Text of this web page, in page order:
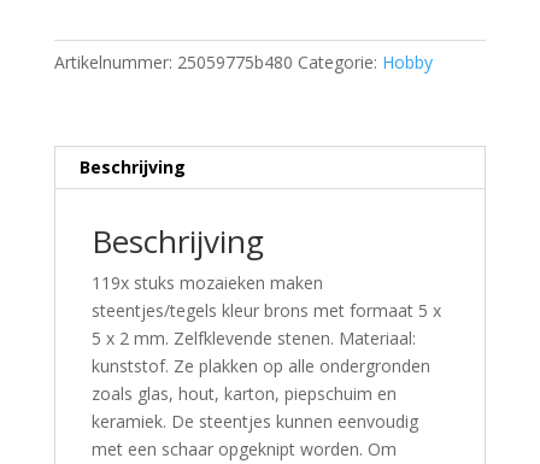
Artikelnummer: 25059775b480 Categorie: Hobby
Beschrijving
Beschrijving
119x stuks mozaieken maken
steentjes/tegels kleur brons met formaat 5 x
5 x 2 mm. Zelfklevende stenen. Materiaal:
kunststof. Ze plakken op alle ondergronden
zoals glas, hout, karton, piepschuim en
keramiek. De steentjes kunnen eenvoudig
met een schaar opgeknipt worden. Om